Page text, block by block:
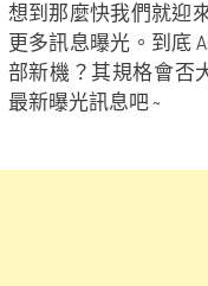
想到那麼快我們就迎
更多訊息曝光。到底
部新機？其規格會否
最新曝光訊息吧 ~